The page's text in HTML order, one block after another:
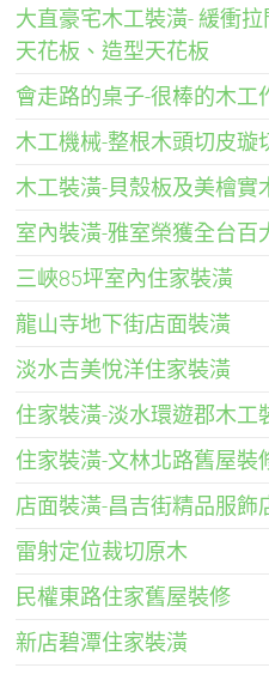
大直豪宅木工裝潢- 緩衝
天花板、造型天花板
會走路的桌子-很棒的木工
木工機械-整根木頭切皮璇
木工裝潢-貝殼板及美檜實
室內裝潢-雅室榮獲全台百
三峽85坪室內住家裝潢
龍山寺地下街店面裝潢
淡水吉美悅洋住家裝潢
住家裝潢-淡水環遊郡木工
住家裝潢-文林北路舊屋裝
店面裝潢-昌吉街精品服飾
雷射定位裁切原木
民權東路住家舊屋裝修
新店碧潭住家裝潢